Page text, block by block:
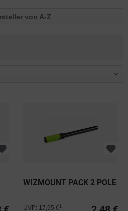
von A-Z
WIZMOUNT PACK 2 POLE
UVP: 17,95 €